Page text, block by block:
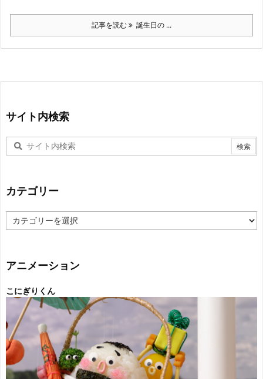
記事を読む 誕生日の ...
サイト内検索
カテゴリー
テ
ー
アニメーション
こにぎりくん